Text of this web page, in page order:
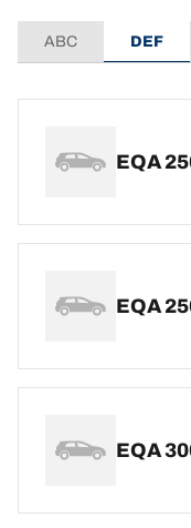
ABC DEF
EQA
EQA
EQA